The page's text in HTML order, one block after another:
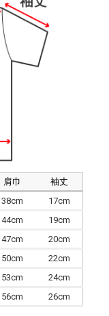
肩巾
袖丈
38cm
17cm
44cm
19cm
47cm
20cm
50cm
22cm
53cm
24cm
56cm 26cm